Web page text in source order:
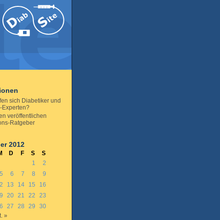
sich Diabetiker und
Experten?
veröffentlichen
Ratgeber
2012
D F S
S
1
2
5 6 7 8
9
13 14 15
16
20 21 22
23
27 28 29
30
»